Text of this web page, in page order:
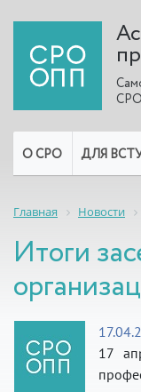
О СРО ДЛЯ
Главная Новости
Итоги
17